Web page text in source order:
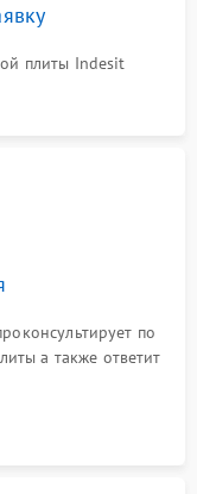
плиты Indesit
по
а также ответит